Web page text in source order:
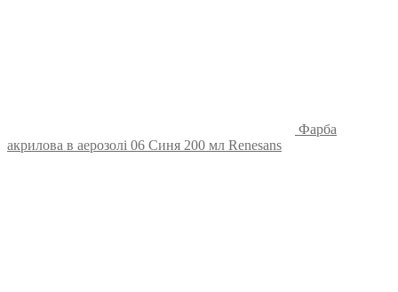
Фарба
акрилова в аерозолі 06 Синя 200 мл Renesans